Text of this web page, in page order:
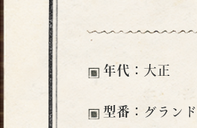
年代：大正
型番： グラン